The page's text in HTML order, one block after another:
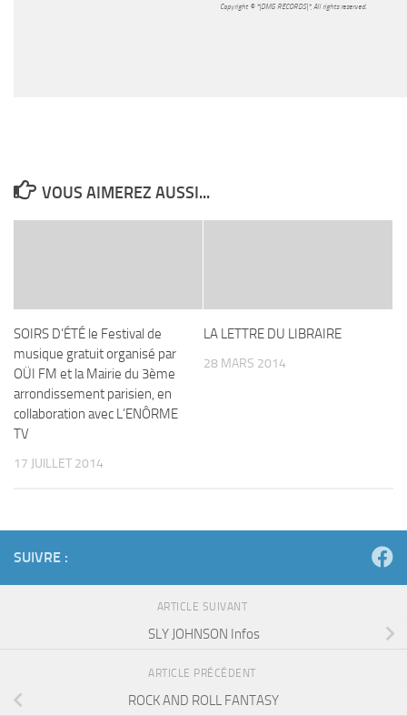
Copyright © *|DMG RECORDS|*, All rights reserved.
VOUS AIMEREZ AUSSI...
SOIRS D’ÉTÉ le Festival de
musique gratuit organisé par
OÜI FM et la Mairie du 3ème
arrondissement parisien, en
collaboration avec L’ENÔRME
TV
17 JUILLET 2014
LA LETTRE DU LIBRAIRE
28 MARS 2014
SUIVRE :
ARTICLE SUIVANT
SLY JOHNSON Infos
ARTICLE PRÉCÉDENT
ROCK AND ROLL FANTASY